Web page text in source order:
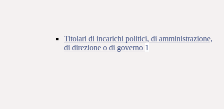
Titolari di incarichi politici, di amministrazione,
di direzione o di governo 1